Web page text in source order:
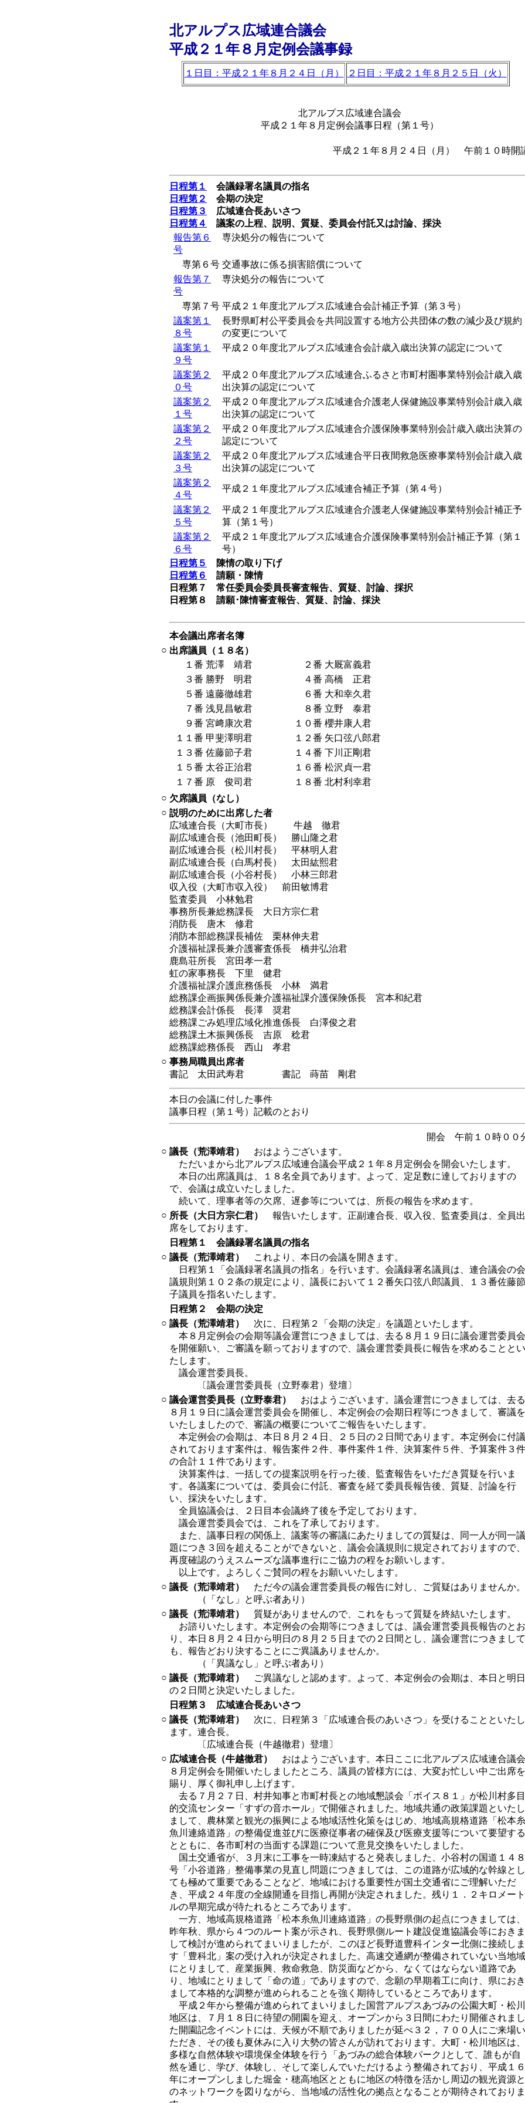
北アルプス広域連合議会
平成２１年８月定例会議事録
１日目：平成２１年８月２４日（月） ２日目：平成２１年８月２５日（火）
北アルプス広域連合議会
平成２１年８月定例会議事日程（第１号）
平成２１年８月２４日（月） 午前１０時開
日程第１
会議録署名議員の指名
日程第２
会期の決定
日程第３
広域連合長あいさつ
日程第４
議案の上程、説明、質疑、委員会付託又は討論、採決
報告第６
号
専決処分の報告について
専第６号 交通事故に係る損害賠償について
報告第７
号
専決処分の報告について
専第７号 平成２１年度北アルプス広域連合会計補正予算（第３号）
議案第１
８号
長野県町村公平委員会を共同設置する地方公共団体の数の減少及び規約
の変更について
議案第１
９号
平成２０年度北アルプス広域連合会計歳入歳出決算の認定について
議案第２
０号
平成２０年度北アルプス広域連合ふるさと市町村圏事業特別会計歳入歳
出決算の認定について
議案第２
１号
平成２０年度北アルプス広域連合介護老人保健施設事業特別会計歳入歳
出決算の認定について
議案第２
２号
平成２０年度北アルプス広域連合介護保険事業特別会計歳入歳出決算の
認定について
議案第２
３号
平成２０年度北アルプス広域連合平日夜間救急医療事業特別会計歳入歳
出決算の認定について
議案第２
４号
平成２１年度北アルプス広域連合補正予算（第４号）
議案第２
５号
平成２１年度北アルプス広域連合介護老人保健施設事業特別会計補正予
算（第１号）
議案第２
６号
平成２１年度北アルプス広域連合介護保険事業特別会計補正予算（第１
号）
日程第５
陳情の取り下げ
日程第６
請願・陳情
日程第７ 常任委員会委員長審査報告、質疑、討論、採択
日程第８ 請願･陳情審査報告、質疑、討論、採決
本会議出席者名簿
○ 出席議員（１８名）
１番 荒澤 靖君 ２番 大厩富義君
３番 勝野 明君 ４番 高橋 正君
５番 遠藤徹雄君 ６番 大和幸久君
７番 浅見昌敏君 ８番 立野 泰君
９番 宮﨑康次君 １０番 櫻井康人君
１１番 甲斐澤明君 １２番 矢口弦八郎君
１３番 佐藤節子君 １４番 下川正剛君
１５番 太谷正治君 １６番 松沢貞一君
１７番 原 俊司君 １８番 北村利幸君
○ 欠席議員（なし）
○ 説明のために出席した者
広域連合長（大町市長） 牛越 徹君
副広域連合長（池田町長） 勝山隆之君
副広域連合長（松川村長） 平林明人君
副広域連合長（白馬村長） 太田紘熙君
副広域連合長（小谷村長） 小林三郎君
収入役（大町市収入役） 前田敏博君
監査委員 小林勉君
事務所長兼総務課長 大日方宗仁君
消防長 唐木 修君
消防本部総務課長補佐 栗林伸夫君
介護福祉課長兼介護審査係長 橋井弘治君
鹿島荘所長 宮田孝一君
虹の家事務長 下里 健君
介護福祉課介護庶務係長 小林 満君
総務課企画振興係長兼介護福祉課介護保険係長 宮本和紀君
総務課会計係長 長澤 奨君
総務課ごみ処理広域化推進係長 白澤俊之君
総務課土木振興係長 吉原 稔君
総務課総務係長 西山 孝君
○ 事務局職員出席者
書記 太田武寿君 書記 蒔苗 剛君
本日の会議に付した事件
議事日程（第１号）記載のとおり
開会 午前１０時００
○ 議長（荒澤靖君）
おはようございます。
ただいまから北アルプス広域連合議会平成２１年８月定例会を開会いたします。
本日の出席議員は、１８名全員であります。よって、定足数に達しておりますの
で、会議は成立いたしました。
続いて、理事者等の欠席、遅参等については、所長の報告を求めます。
○ 所長（大日方宗仁君）
報告いたします。正副連合長、収入役、監査委員は、全員出
席をしております。
日程第１
会議録署名議員の指名
○ 議長（荒澤靖君）
これより、本日の会議を開きます。
日程第１「会議録署名議員の指名」を行います。会議録署名議員は、連合議会の会
議規則第１０２条の規定により、議長において１２番矢口弦八郎議員、１３番佐藤節
子議員を指名いたします。
日程第２
会期の決定
○ 議長（荒澤靖君）
次に、日程第２「会期の決定」を議題といたします。
本８月定例会の会期等議会運営につきましては、去る８月１９日に議会運営委員会
を開催願い、ご審議を願っておりますので、議会運営委員長に報告を求めることとい
たします。
議会運営委員長。
〔議会運営委員長（立野泰君）登壇〕
○ 議会運営委員長（立野泰君）
おはようございます。議会運営につきましては、去る
８月１９日に議会運営委員会を開催し、本定例会の会期日程等につきまして、審議を
いたしましたので、審議の概要についてご報告をいたします。
本定例会の会期は、本日８月２４日、２５日の２日間であります。本定例会に付議
されております案件は、報告案件２件、事件案件１件、決算案件５件、予算案件３件
の合計１１件であります。
決算案件は、一括しての提案説明を行った後、監査報告をいただき質疑を行いま
す。各議案については、委員会に付託、審査を経て委員長報告後、質疑、討論を行
い、採決をいたします。
全員協議会は、２日目本会議終了後を予定しております。
議会運営委員会では、これを了承しております。
また、議事日程の関係上、議案等の審議にあたりましての質疑は、同一人が同一議
題につき３回を超えることができないと、議会会議規則に規定されておりますので、
再度確認のうえスムーズな議事進行にご協力の程をお願いします。
以上です。よろしくご賛同の程をお願いいたします。
○ 議長（荒澤靖君）
ただ今の議会運営委員長の報告に対し、ご質疑はありませんか。
（「なし」と呼ぶ者あり）
○ 議長（荒澤靖君）
質疑がありませんので、これをもって質疑を終結いたします。
お諮りいたします。本定例会の会期等につきましては、議会運営委員長報告のとお
り、本日８月２４日から明日の８月２５日までの２日間とし、議会運営につきまして
も、報告どおり決することにご異議ありませんか。
（「異議なし」と呼ぶ者あり）
○ 議長（荒澤靖君）
ご異議なしと認めます。よって、本定例会の会期は、本日と明日
の２日間と決定いたしました。
日程第３
広域連合長あいさつ
○ 議長（荒澤靖君）
次に、日程第３「広域連合長のあいさつ」を受けることといたし
ます。連合長。
〔広域連合長（牛越徹君）登壇〕
○ 広域連合長（牛越徹君）
おはようございます。本日ここに北アルプス広域連合議会
８月定例会を開催いたしましたところ、議員の皆様方には、大変お忙しい中ご出席を
賜り、厚く御礼申し上げます。
去る７月２７日、村井知事と市町村長との地域懇談会「ボイス８１」が松川村多目
的交流センター「すずの音ホール」で開催されました。地域共通の政策課題といたし
まして、農林業と観光の振興による地域活性化策をはじめ、地域高規格道路「松本糸
魚川連絡道路」の整備促進並びに医療従事者の確保及び医療支援等について要望する
とともに、各市町村の当面する課題について意見交換をいたしました。
国土交通省が、３月末に工事を一時凍結すると発表しました、小谷村の国道１４８
号「小谷道路」整備事業の見直し問題につきましては、この道路が広域的な幹線とし
ても極めて重要であることなど、地域における重要性が国土交通省にご理解いただ
き、平成２４年度の全線開通を目指し再開が決定されました。残り１．２キロメート
ルの早期完成が待たれるところであります。
一方、地域高規格道路「松本糸魚川連絡道路」の長野県側の起点につきましては、
昨年秋、県から４つのルート案が示され、長野県側ルート建設促進協議会等におきま
して検討が進められてまいりましたが、このほど長野道豊科インター北側に接続しま
す「豊科北」案の受け入れが決定されました。高速交通網が整備されていない当地域
にとりまして、産業振興、救命救急、防災面などから、なくてはならない道路であ
り、地域にとりまして「命の道」でありますので、念願の早期着工に向け、県におき
まして本格的な調整が進められることを強く期待しているところであります。
平成２年から整備が進められてまいりました国営アルプスあづみの公園大町・松川
地区は、７月１８日に待望の開園を迎え、オープンから３日間にわたり開催されまし
た開園記念イベントには、天候が不順でありましたが延べ３２，７００人にご来場い
ただき、その後も夏休みに入り大勢の皆さんが訪れております。大町・松川地区は、
多様な自然体験や環境保全体験を行う「あづみの総合体験パーク｣として、誰もが自
然を通じ、学び、体験し、そして楽しんでいただけるよう整備されており、平成１６
年にオープンしました堀金・穂高地区とともに地区の特徴を活かし周辺の観光資源と
のネットワークを図りながら、当地域の活性化の拠点となることが期待されておりま